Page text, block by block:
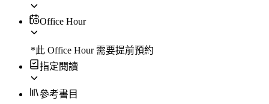
Office Hour
*此 Office Hour 需要提前預約
指定閱讀
參考書目